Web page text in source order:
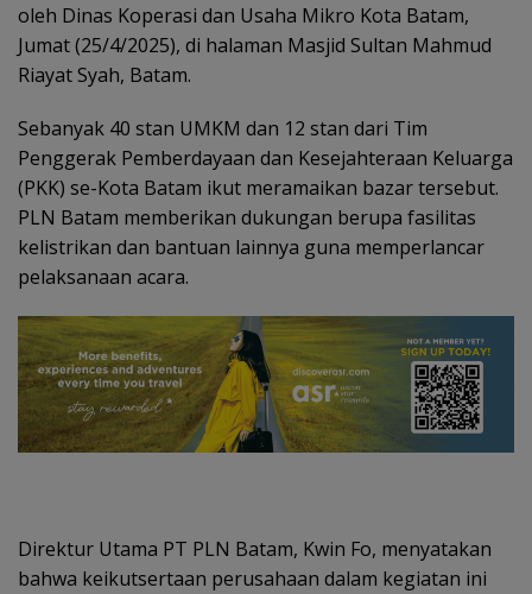
oleh Dinas Koperasi dan Usaha Mikro Kota Batam,
Jumat (25/4/2025), di halaman Masjid Sultan Mahmud
Riayat Syah, Batam.
Sebanyak 40 stan UMKM dan 12 stan dari Tim
Penggerak Pemberdayaan dan Kesejahteraan Keluarga
(PKK) se-Kota Batam ikut meramaikan bazar tersebut.
PLN Batam memberikan dukungan berupa fasilitas
kelistrikan dan bantuan lainnya guna memperlancar
pelaksanaan acara.
Direktur Utama PT PLN Batam, Kwin Fo, menyatakan
bahwa keikutsertaan perusahaan dalam kegiatan ini